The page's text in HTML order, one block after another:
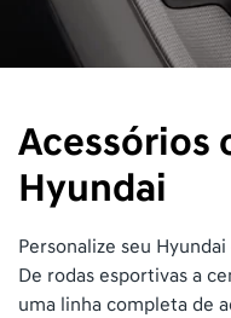
Acessórios
Hyundai
Personalize seu
De rodas esportivas a
uma linha completa de